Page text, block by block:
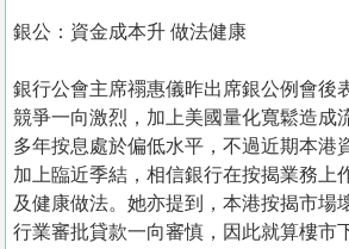
銀公：資金成本升 做法健康
銀行公會主席禤惠儀昨出席銀公例會後
競爭一向激烈，加上美國量化寬鬆造成
多年按息處於偏低水平，不過近期本港
加上臨近季結，相信銀行在按揭業務上
及健康做法。她亦提到，本港按揭市場
行業審批貸款一向審慎，因此就算樓市